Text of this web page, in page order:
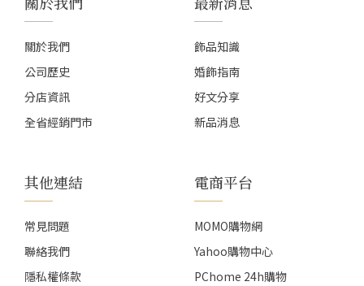
關於我們
公司歷史
分店資訊
全省經銷門市
飾品知識
婚飾指南
好文分享
新品消息
其他連結
常見問題
聯絡我們
隱私權條款
電商平台
MOMO購物網
Yahoo購物中心
PChome 24h購物